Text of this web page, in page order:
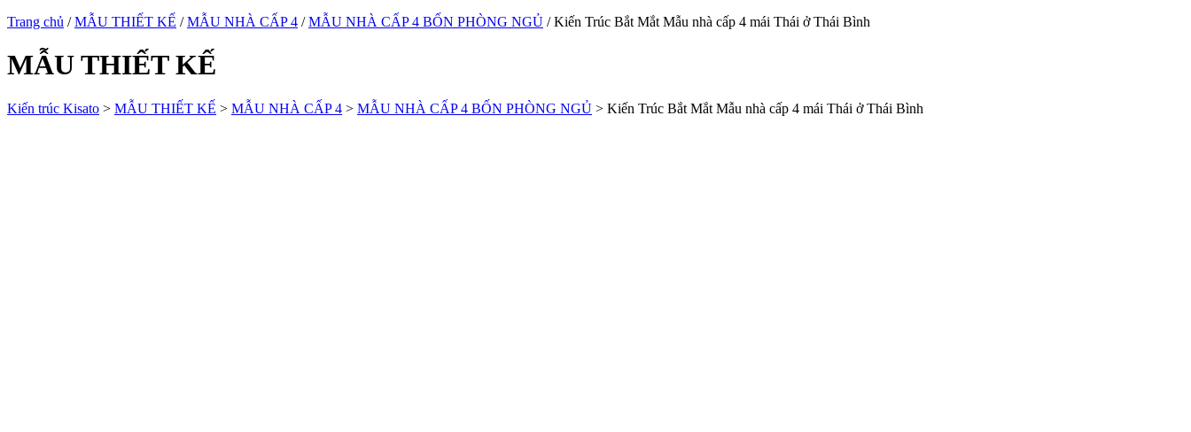
Trang chủ /MẪU THIẾT KẾ /MẪU NHÀ CẤP 4 /MẪU NHÀ CẤP 4 BỐN PHÒNG NGỦ / Kiến Trúc Bắt Mắt Mẫu nhà cấp 4 mái Thái ở Thái Bình
MẪU THIẾT KẾ
Kiến trúc Kisato > MẪU THIẾT KẾ > MẪU NHÀ CẤP 4 > MẪU NHÀ CẤP 4 BỐN PHÒNG NGỦ > Kiến Trúc Bắt Mắt Mẫu nhà cấp 4 mái Thái ở Thái Bình